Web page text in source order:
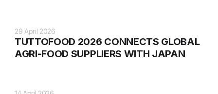
29 April 2026
TUTTOFOOD 2026 CONNECTS GLOBAL
AGRI-FOOD SUPPLIERS WITH JAPAN